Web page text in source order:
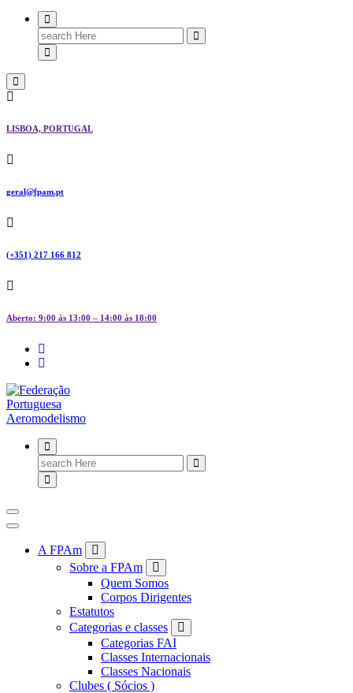
Search
for:
LISBOA, PORTUGAL
geral@fpam.pt
(+351) 217 166 812
Aberto: 9:00 às 13:00 – 14:00 às 18:00
FPAM
Search
for:
A FPAm
Sobre a FPAm
Quem Somos
Corpos Dirigentes
Estatutos
Categorias e classes
Categorias FAI
Classes Internacionais
Classes Nacionais
Clubes ( Sócios )